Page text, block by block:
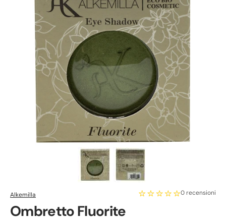
Alkemilla 0 recensioni
Ombretto Fluorite